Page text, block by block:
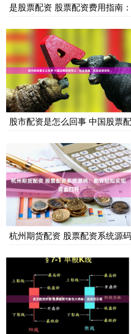
是股票配资 股票配资费用指南
股市配资是怎么回事 中国股票
杭州期货配资 股票配资系统源